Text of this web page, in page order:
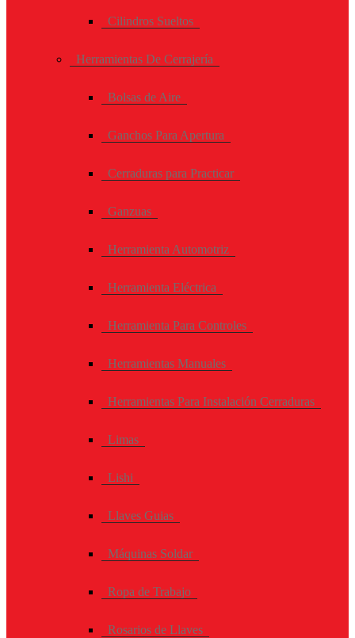
Cilindros Sueltos
Herramientas De Cerrajería
Bolsas de Aire
Ganchos Para Apertura
Cerraduras para Practicar
Ganzuas
Herramienta Automotriz
Herramienta Eléctrica
Herramienta Para Controles
Herramientas Manuales
Herramientas Para Instalación Cerraduras
Limas
Lishi
Llaves Guias
Máquinas Soldar
Ropa de Trabajo
Rosarios de Llaves